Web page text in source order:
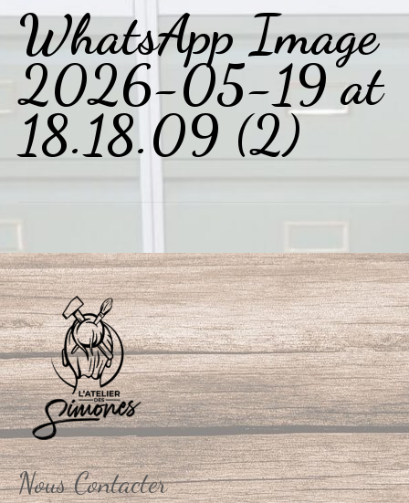
WhatsApp Image
2026-05-19 at
18.18.09 (2)
Nous Contacter